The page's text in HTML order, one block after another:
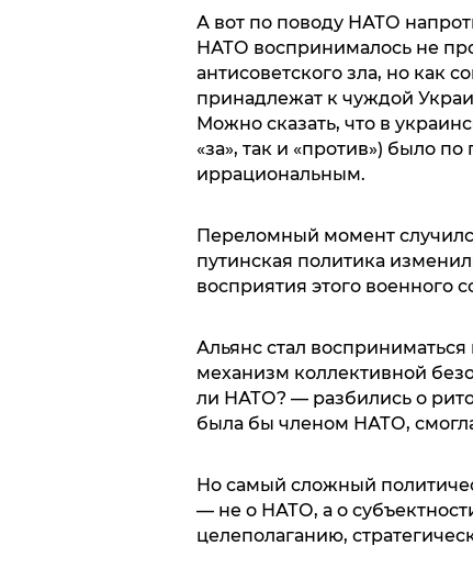
А вот по поводу НАТО
НАТО воспринималось не
антисоветского зла, но как
принадлежат к чуждой
Можно сказать, что в
«за», так и «против») было
иррациональным.
Переломный момент
путинская политика
восприятия этого военного
Альянс стал
механизм коллективной
ли НАТО? — разбились о
была бы членом НАТО,
Но самый сложный
— не о НАТО, а о
целеполаганию,